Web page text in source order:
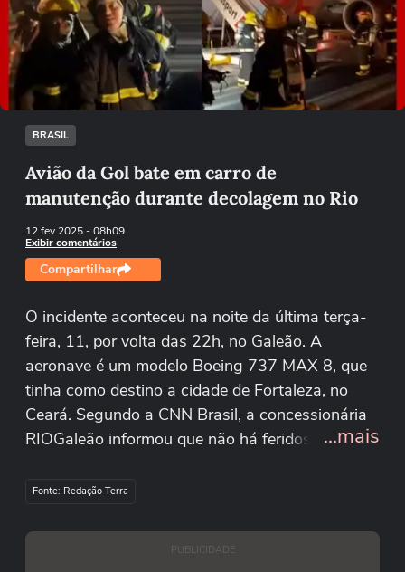
Não foi possível reproduzir o vídeo
Tentar novamente
BRASIL
Avião da Gol bate em carro de
manutenção durante decolagem no Rio
12 fev 2025- 08h09
Exibir comentários
Compartilhar
O incidente aconteceu na noite da última terça-
feira, 11, por volta das 22h, no Galeão. A
aeronave é um modelo Boeing 737 MAX 8, que
tinha como destino a cidade de Fortaleza, no
Ceará. Segundo a CNN Brasil, a concessionária
RIOGaleão informou que não há feridos. O
pousos e decolagens, segundo a operadora.
Reprodução/Ronaldo Ferreira/Facebook
...mais
Fonte: Redação Terra
PUBLICIDADE